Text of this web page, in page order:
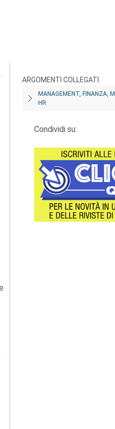
ARGOMENTI COLLEGATI
MANAGEMENT, FINANZA,
HR
Condividi su: